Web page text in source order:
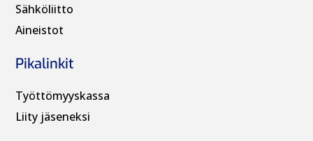
Sähköliitto
Aineistot
Pikalinkit
Työttömyyskassa
Liity jäseneksi